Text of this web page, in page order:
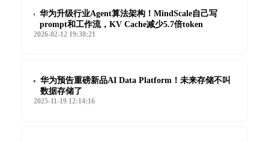
华为升级行业Agent算法架构！MindScale自己写
prompt和工作流，KV Cache减少5.7倍token
2026-02-12 19:38:21
华为预告重磅新品AI Data Platform！未来存储不叫
数据存储了
2025-11-19 12:14:16